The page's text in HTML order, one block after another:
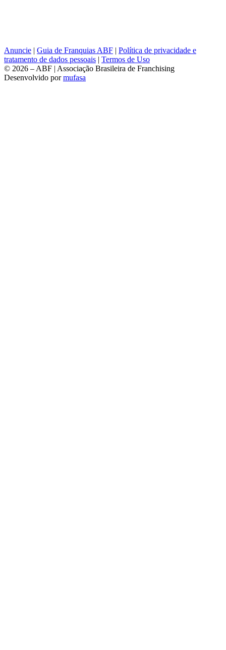
Anuncie | Guia de Franquias ABF | Política de privacidade e
tratamento de dados pessoais | Termos de Uso
© 2026 – ABF | Associação Brasileira de Franchising
Desenvolvido pormufasa